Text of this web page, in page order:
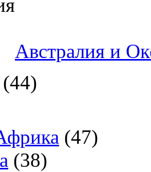
Австралия и
(44)
(47)
(38)